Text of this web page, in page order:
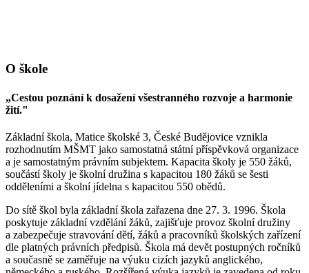
O škole
„Cestou poznání k dosažení všestranného rozvoje a harmonie
žití."
Základní škola, Matice školské 3, České Budějovice vznikla
rozhodnutím MŠMT jako samostatná státní příspěvková organizace
a je samostatným právním subjektem. Kapacita školy je 550 žáků,
součástí školy je školní družina s kapacitou 180 žáků se šesti
odděleními a školní jídelna s kapacitou 550 obědů.
Do sítě škol byla základní škola zařazena dne 27. 3. 1996. Škola
poskytuje základní vzdělání žáků, zajišťuje provoz školní družiny
a zabezpečuje stravování dětí, žáků a pracovníků školských zařízení
dle platných právních předpisů. Škola má devět postupných ročníků
a současně se zaměřuje na výuku cizích jazyků anglického,